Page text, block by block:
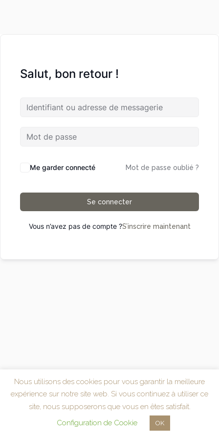
Salut, bon retour !
Me garder connecté Mot de passe oublié ?
Se connecter
Vous n’avez pas de compte ?S’inscrire maintenant
Nous utilisons des cookies pour vous garantir la meilleure
expérience sur notre site web. Si vous continuez à utiliser ce
site, nous supposerons que vous en êtes satisfait.
Configuration de Cookie
OK